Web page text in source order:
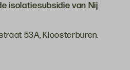
isolatiesubsidie van Nij
53A, Kloosterburen.